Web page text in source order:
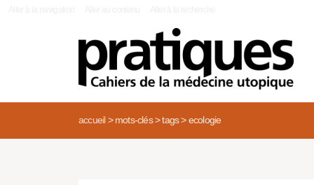
accueil> mots-clés> tags> ecologie